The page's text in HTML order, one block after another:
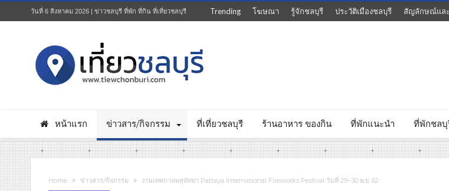
วันที่ 6 สิงหาคม 2026 | ข่าวชลบุรี ที่พัก ที่กิน ที่เที่ยวชลบุรี Trending โฆษณา รู้จักชลบุรี ประวัติเมืองชลบุรี สัญลักษณ์แล
หน้าแรก ข่าวสาร/กิจกรรม ที่เที่ยวชลบุรี ร้านอาหาร ของกิน ที่พักแนะนำ ที่พักชลบุ
Home ข่าวสาร/กิจกรรม งานเทศกาลพลุพัทยา Pattaya International Fireworks Festival วันที่ 29–30 พ.ย. 62